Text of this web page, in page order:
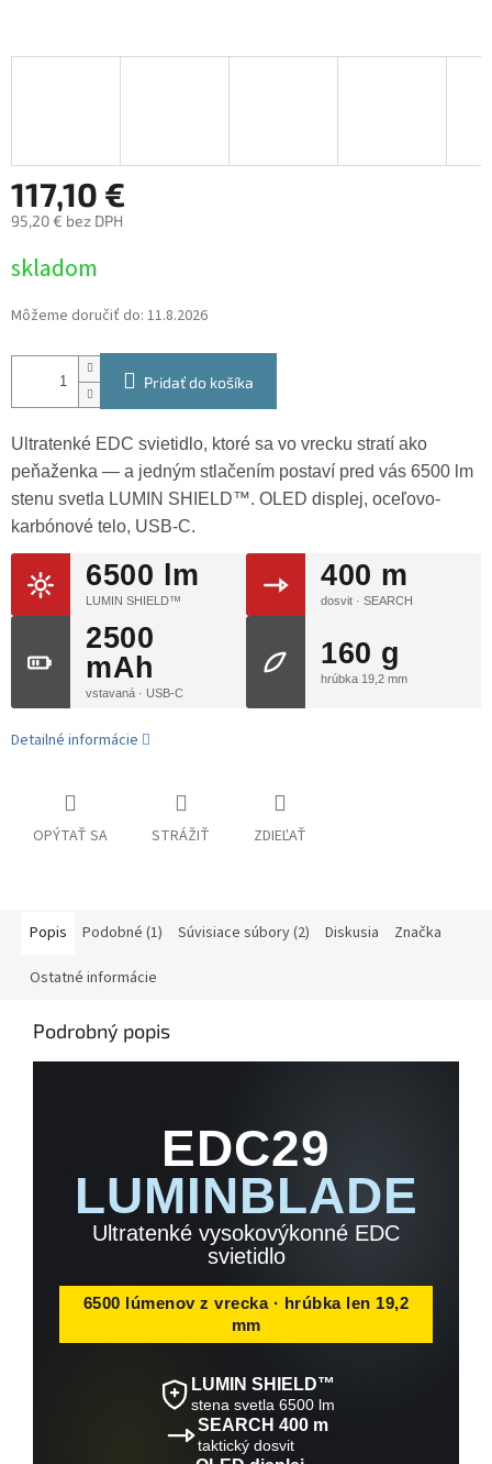
117,10 €
95,20 € bez DPH
cena:
skladom
Môžeme doručiť do: 11.8.2026
Pridať do košíka
Ultratenké EDC svietidlo, ktoré sa vo vrecku stratí ako
peňaženka — a jedným stlačením postaví pred vás 6500 lm
stenu svetla LUMIN SHIELD™. OLED displej, oceľovo-
karbónové telo, USB-C.
6500 lm
LUMIN SHIELD™
400 m
dosvit · SEARCH
2500
mAh
vstavaná · USB-C
160 g
hrúbka 19,2 mm
Detailné informácie
OPÝTAŤ SA STRÁŽIŤ ZDIEĽAŤ
Popis Podobné (1) Súvisiace súbory (2) Diskusia Značka
Ostatné informácie
Podrobný popis
EDC29
LUMINBLADE
Ultratenké vysokovýkonné EDC
svietidlo
6500 lúmenov z vrecka · hrúbka len 19,2
mm
LUMIN SHIELD™
stena svetla 6500 lm
SEARCH 400 m
taktický dosvit